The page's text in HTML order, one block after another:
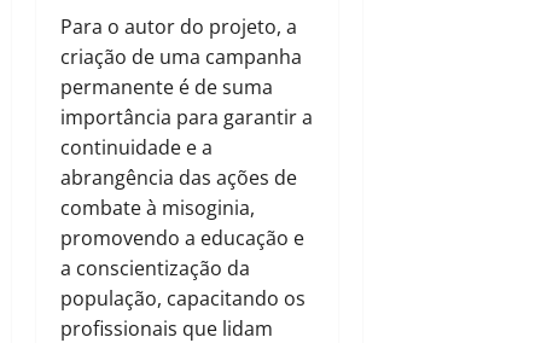
Para o autor do projeto, a
criação de uma campanha
permanente é de suma
importância para garantir a
continuidade e a
abrangência das ações de
combate à misoginia,
promovendo a educação e
a conscientização da
população, capacitando os
profissionais que lidam